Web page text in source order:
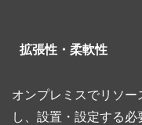
拡張性・柔軟性
オンプレミスでリソー
し、設置・設定する